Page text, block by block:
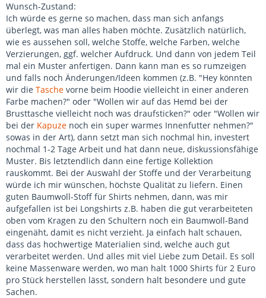
Wunsch-Zustand:
Ich würde es gerne so machen, dass man sich anfangs
überlegt, was man alles haben möchte. Zusätzlich natürlich,
wie es aussehen soll, welche Stoffe, welche Farben, welche
Verzierungen, ggf. welcher Aufdruck. Und dann von jedem Teil
mal ein Muster anfertigen. Dann kann man es so rumzeigen
und falls noch Änderungen/Ideen kommen (z.B. "Hey könnten
wir die Tasche vorne beim Hoodie vielleicht in einer anderen
Farbe machen?" oder "Wollen wir auf das Hemd bei der
Brusttasche vielleicht noch was draufsticken?" oder "Wollen wir
bei der Kapuze noch ein super warmes Innenfutter nehmen?"
sowas in der Art), dann setzt man sich nochmal hin, investert
nochmal 1-2 Tage Arbeit und hat dann neue, diskussionsfähige
Muster. Bis letztendlich dann eine fertige Kollektion
rauskommt. Bei der Auswahl der Stoffe und der Verarbeitung
würde ich mir wünschen, höchste Qualität zu liefern. Einen
guten Baumwoll-Stoff für Shirts nehmen, dann, was mir
aufgefallen ist bei Longshirts z.B. haben die gut verarbeiteten
oben vom Kragen zu den Schultern noch ein Baumwoll-Band
eingenäht, damit es nicht verzieht. Ja einfach halt schauen,
dass das hochwertige Materialien sind, welche auch gut
verarbeitet werden. Und alles mit viel Liebe zum Detail. Es soll
keine Massenware werden, wo man halt 1000 Shirts für 2 Euro
pro Stück herstellen lässt, sondern halt besondere und gute
Sachen.